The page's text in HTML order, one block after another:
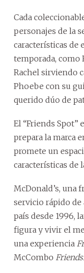
Cada
personajes de la
características de
temporada, como
Rachel sirviendo
Phoebe con su
querido dúo de
El “Friends Spot”
prepara la marca
promete un
características de
McDonald’s, una
servicio rápido
país desde 1996,
figura y vivir el
una experiencia
McCombo Friends.